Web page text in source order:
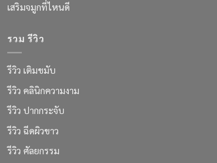
เสริมจมูกที่ไหนดี
รวม รีวิว
รีวิว เติมขมับ
รีวิว คลินิกความงาม
รีวิว ปากกระจับ
รีวิว ฉีดผิวขาว
รีวิว ศัลยกรรม